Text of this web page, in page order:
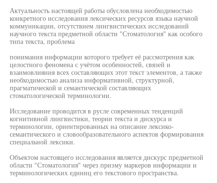
Актуальность настоящей работы обусловлена необходимостью
конкретного исследования лексических ресурсов языка научной
коммуникации, отсутствием лингвистических исследований
научного текста предметной области "Стоматология" как особого
типа текста, проблема
понимания информации которого требует её рассмотрения как
целостного феномена с учётом особенностей, связей и
взаимовлияния всех составляющих этот текст элементов, а также
необходимостью анализа информативной, структурной,
прагматической и семантической составляющих
стоматологической терминологии.
Исследование проводится в русле современных тенденций
когнитивной лингвистики, теории текста и дискурса и
терминологии, ориентированных на описание лексико-
семантического и словообразовательного аспектов формирования
специальной лексики.
Объектом настоящего исследования является дискурс предметной
области "Стоматология" через призму маркеров информации и
терминологических единиц его текстового пространства.